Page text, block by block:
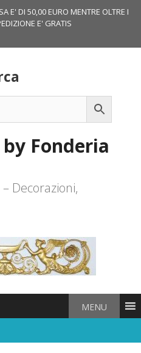
E' DI 50,00 EURO MENTRE OLTRE I
E' GRATIS
Fonderia
Decorazioni,
MENU